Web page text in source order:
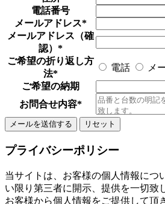
電話番号
メールアドレス*
メールアドレス（確
認） *
ご希望の折り返し方
法*
電話 メ
ご希望の納期
お問合せ内容*
プライバシーポリシー
当サイトは、お客様の個人情報につ
い限り第三者に開示、提供を一切致
お客様から個人情報をご提供して頂